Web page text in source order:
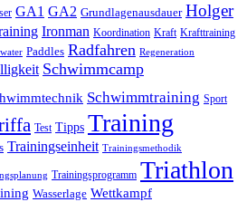
GA1 GA2 Grundlagenausdauer Holger
Ironman Koordination Kraft Krafttraining
Paddles Radfahren Regeneration
Schwimmcamp
Schwimmtraining Sport
Test Tipps Training
Trainingseinheit Trainingsmethodik
Trainingsprogramm Triathlon
Wasserlage Wettkampf